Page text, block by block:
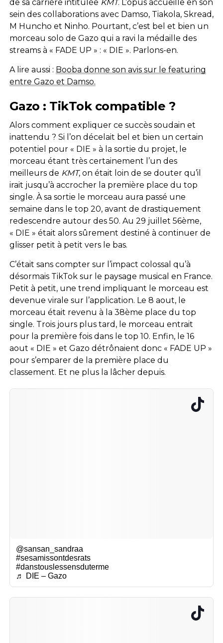
de sa carrière intitulée KMT. L’opus accueille en son
sein des collaborations avec Damso, Tiakola, Skread,
M Huncho et Ninho. Pourtant, c’est bel et bien un
morceau solo de Gazo qui a ravi la médaille des
streams à « FADE UP » : « DIE ». Parlons-en.
A lire aussi : Booba donne son avis sur le featuring
entre Gazo et Damso.
Gazo : TikTok compatible ?
Alors comment expliquer ce succès soudain et
inattendu ? Si l’on décelait bel et bien un certain
potentiel pour « DIE » à la sortie du projet, le
morceau étant très certainement l’un des
meilleurs de KMT, on était loin de se douter qu’il
irait jusqu’à accrocher la première place du top
single. À sa sortie le morceau aura passé une
semaine dans le top 20, avant de drastiquement
redescendre autour des 50. Au 29 juillet 56ème,
« DIE » était alors sûrement destiné à continuer de
glisser petit à petit vers le bas.
C’était sans compter sur l’impact colossal qu’à
désormais TikTok sur le paysage musical en France.
Petit à petit, une trend impliquant le morceau est
devenue virale sur l’application. Le 8 aout, le
morceau était revenu à la 38ème place du top
single. Trois jours plus tard, le morceau entrait
pour la première fois dans le top 10. Enfin, le 16
aout « DIE » et Gazo détrônaient donc « FADE UP »
pour s’emparer de la première place du
classement. Et ne plus la lâcher depuis.
@sansan_sandraa
#sesamissontdesrats
#danstouslessensduterme
♬ DIE – Gazo